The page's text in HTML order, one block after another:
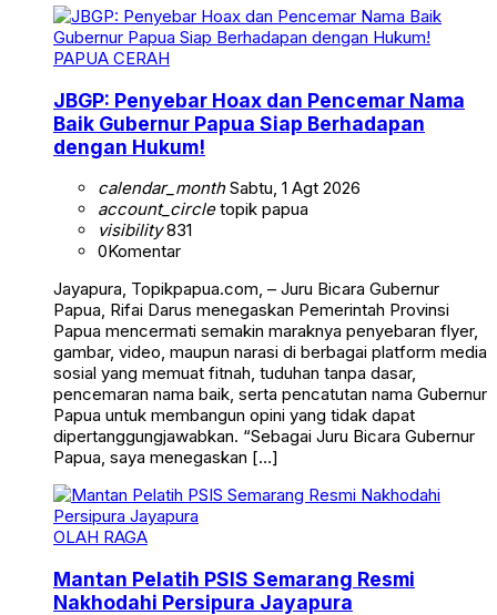
PAPUA CERAH
JBGP: Penyebar Hoax dan Pencemar Nama
Baik Gubernur Papua Siap Berhadapan
dengan Hukum!
calendar_monthSabtu, 1 Agt 2026
account_circletopik papua
visibility831
0Komentar
Jayapura, Topikpapua.com, – Juru Bicara Gubernur
Papua, Rifai Darus menegaskan Pemerintah Provinsi
Papua mencermati semakin maraknya penyebaran flyer,
gambar, video, maupun narasi di berbagai platform media
sosial yang memuat fitnah, tuduhan tanpa dasar,
pencemaran nama baik, serta pencatutan nama Gubernur
Papua untuk membangun opini yang tidak dapat
dipertanggungjawabkan. “Sebagai Juru Bicara Gubernur
Papua, saya menegaskan […]
OLAH RAGA
Mantan Pelatih PSIS Semarang Resmi
Nakhodahi Persipura Jayapura